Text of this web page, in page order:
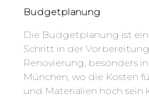
Budgetplanung
Die Budgetplanung ist
Schritt in der
Renovierung, besonders
München, wo die Kosten
und Materialien hoch sein